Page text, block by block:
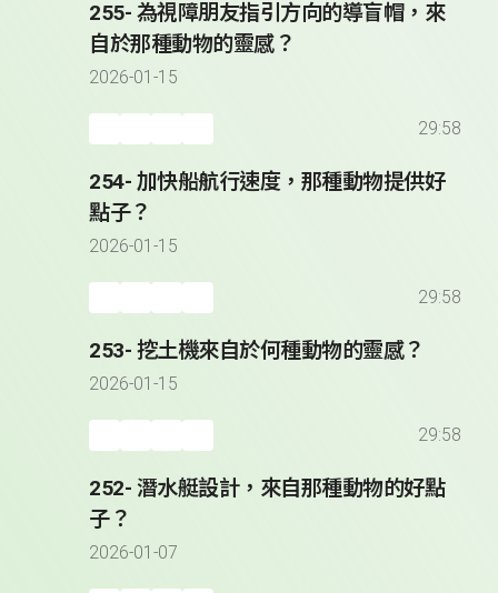
255- 為視障朋友指引方向的導盲帽，來
自於那種動物的靈感？
2026-01-15
29:58
254- 加快船航行速度，那種動物提供好
點子？
2026-01-15
29:58
253- 挖土機來自於何種動物的靈感？
2026-01-15
29:58
252- 潛水艇設計，來自那種動物的好點
子？
2026-01-07